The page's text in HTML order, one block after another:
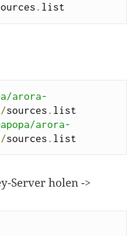
. list
arora-
/sources . list
arora-
/sources . list
Server holen ->